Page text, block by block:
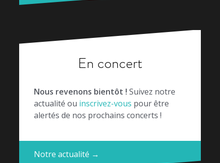
En concert
Nous revenons bientôt ! Suivez notre
actualité ou inscrivez-vous pour être
alertés de nos prochains concerts !
Notre actualité →